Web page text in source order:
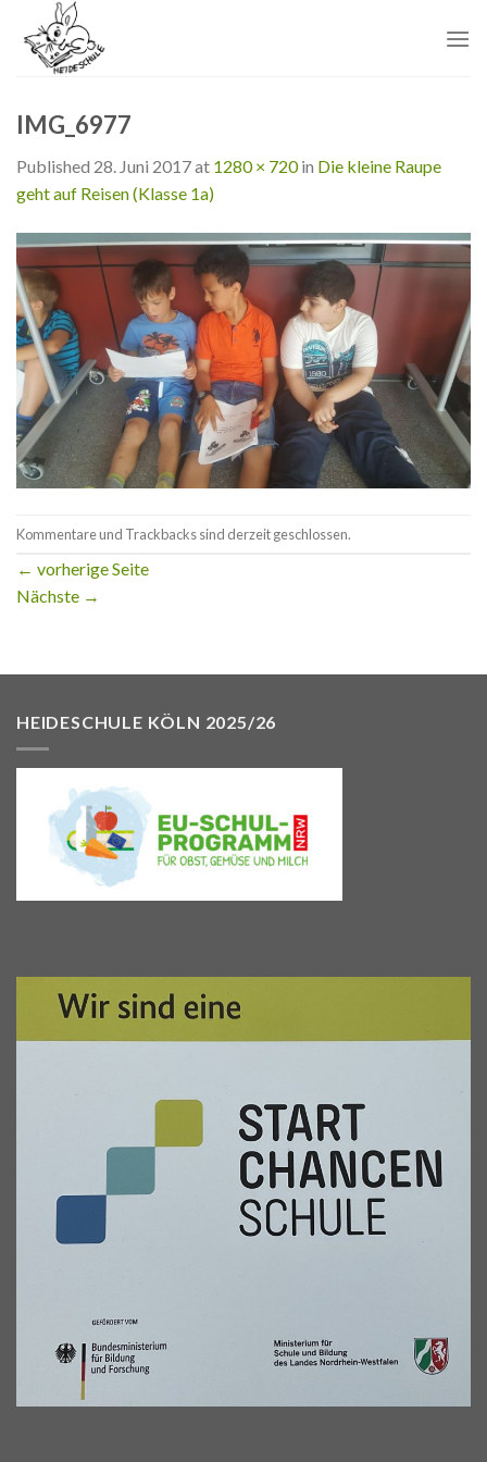
content
IMG_6977
Published 28. Juni 2017at 1280 × 720in Die kleine Raupe
geht auf Reisen (Klasse 1a)
Kommentare und Trackbacks sind derzeit geschlossen.
← vorherige Seite
Nächste →
HEIDESCHULE KÖLN 2025/26